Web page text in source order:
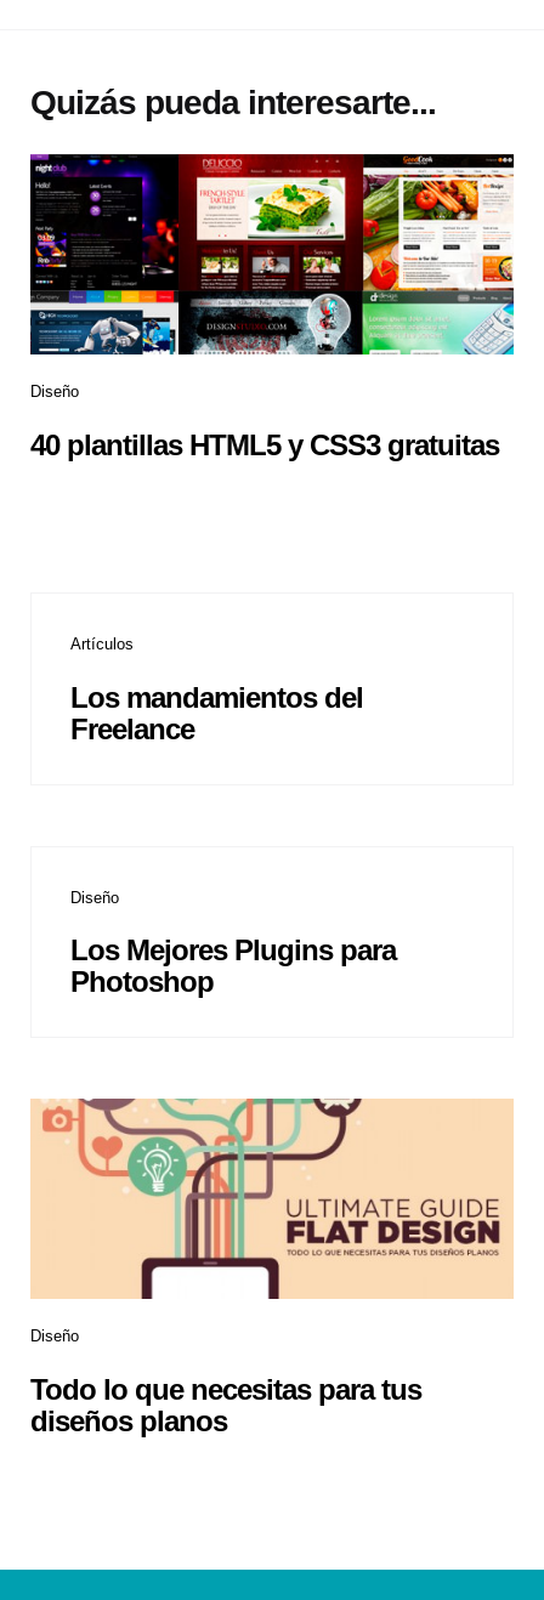
Quizás pueda interesarte...
Diseño
40 plantillas HTML5 y CSS3 gratuitas
Artículos
Los mandamientos del
Freelance
Diseño
Los Mejores Plugins para
Photoshop
Diseño
Todo lo que necesitas para tus
diseños planos